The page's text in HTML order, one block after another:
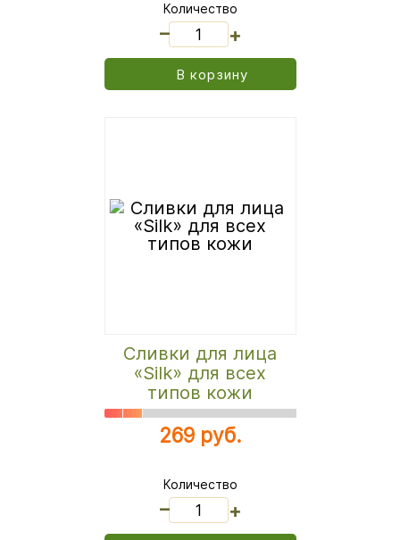
Количество
+
В корзину
Сливки для лица
«Silk» для всех
типов кожи
269 руб.
Количество
+